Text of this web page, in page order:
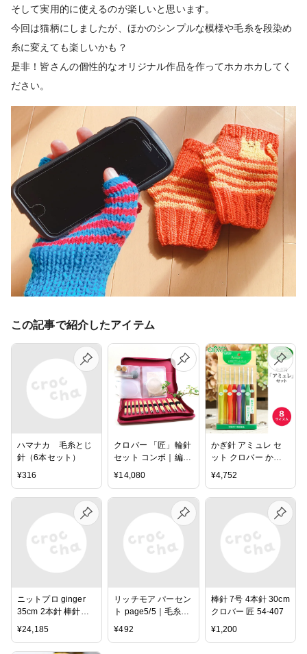
そして実用的に使えるのが楽しいと思います。
今回は猫柄にしましたが、ほかのシンプルな模様や毛糸を段染め
糸に変えても楽しいかも？
是非！皆さんの個性的なオリジナル作品を作ってホカホカしてく
ださい。
この記事で紹介したアイテム
ハマナカ 毛糸とじ
針（6本セット）
¥316
クロバー 「匠」輪針
セット コンボ｜編み
針セット 編み物
¥14,080
かぎ針 アミュレ セ
ット クロバー かぎ
針セット 2/0 3/0 4/0
5/0 6/0 7/0 7.5/0 8/0
ーヤーン 編み針 カ
ギ針 編み物用品 手
編み 編み物 ハンド
メイド
¥4,752
ニットプロ ginger
35cm 2本針 棒針セ
ット 31285 【KN】
編み物 棒針
¥24,185
リッチモア パーセン
ト page5/5｜毛糸
RichMore あみもの
¥492
棒針 7号 4本針 30cm
クロバー 匠 54-407
¥1,200